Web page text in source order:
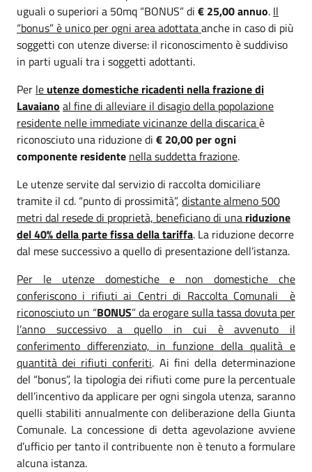
uguali o superiori a 50mq “BONUS” di € 25,00 annuo. Il
“bonus” è unico per ogni area adottataanche in caso di più
soggetti con utenze diverse: il riconoscimento è suddiviso
in parti uguali tra i soggetti adottanti.
Per le utenze domestiche ricadenti nella frazione di
Lavaiano al fine di alleviare il disagio della popolazione
residente nelle immediate vicinanze della discaricaè
riconosciuto una riduzione di € 20,00 per ogni
componente residente nella suddetta frazione.
Le utenze servite dal servizio di raccolta domiciliare
tramite il cd. “punto di prossimità”, distante almeno 500
metri dal resede di proprietà, beneficiano di una riduzione
del 40% della parte fissa della tariffa. La riduzione decorre
dal mese successivo a quello di presentazione dell’istanza.
Per le utenze domestiche e non domestiche che
conferiscono i rifiuti ai Centri di Raccolta Comunali è
riconosciuto un “BONUS” da erogare sulla tassa dovuta per
l’anno successivo a quello in cui è avvenuto il
conferimento differenziato, in funzione della qualità e
quantità dei rifiuti conferiti. Ai fini della determinazione
del “bonus”, la tipologia dei rifiuti come pure la percentuale
dell’incentivo da applicare per ogni singola utenza, saranno
quelli stabiliti annualmente con deliberazione della Giunta
Comunale. La concessione di detta agevolazione avviene
d’ufficio per tanto il contribuente non è tenuto a formulare
alcuna istanza.